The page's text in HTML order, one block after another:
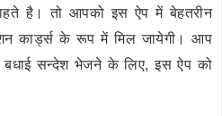
है। तो आपको इस ऐप में बेहतरीन
कार्ड्स के रूप में मिल जायेगी। आप
बधाई सन्देश भेजने के लिए, इस ऐप को